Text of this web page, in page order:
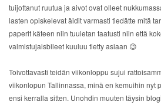
tuijottanut ruutua ja aivot ovat olleet
lasten opiskelevat äidit varmasti tiedätte mitä
paperit käteen niin tuuletan taatusti niin että
valmistujaisbileet kuuluu tietty asiaan 😉
Toivottavasti teidän viikonloppu sujui
viikonlopun Tallinnassa, minä en kemuihin nyt
ensi kerralla sitten. Unohdin muuten täysin